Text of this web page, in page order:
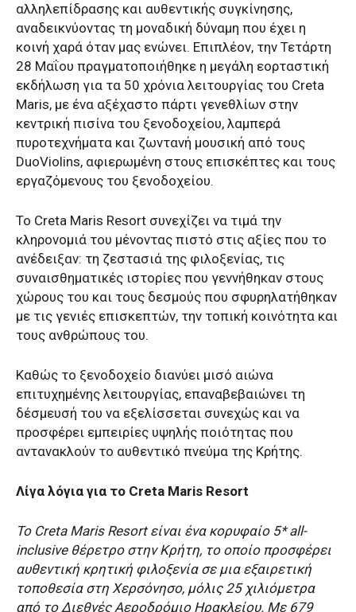
αλληλεπίδρασης και αυθεντικής συγκίνησης,
αναδεικνύοντας τη μοναδική δύναμη που έχει η
κοινή χαρά όταν μας ενώνει. Επιπλέον, την Τετάρτη
28 Μαΐου πραγματοποιήθηκε η μεγάλη εορταστική
εκδήλωση για τα 50 χρόνια λειτουργίας του Creta
Maris, με ένα αξέχαστο πάρτι γενεθλίων στην
κεντρική πισίνα του ξενοδοχείου, λαμπερά
πυροτεχνήματα και ζωντανή μουσική από τους
DuoViolins, αφιερωμένη στους επισκέπτες και τους
εργαζόμενους του ξενοδοχείου.
Το Creta Maris Resort συνεχίζει να τιμά την
κληρονομιά του μένοντας πιστό στις αξίες που το
ανέδειξαν: τη ζεστασιά της φιλοξενίας, τις
συναισθηματικές ιστορίες που γεννήθηκαν στους
χώρους του και τους δεσμούς που σφυρηλατήθηκαν
με τις γενιές επισκεπτών, την τοπική κοινότητα και
τους ανθρώπους του.
Καθώς το ξενοδοχείο διανύει μισό αιώνα
επιτυχημένης λειτουργίας, επαναβεβαιώνει τη
δέσμευσή του να εξελίσσεται συνεχώς και να
προσφέρει εμπειρίες υψηλής ποιότητας που
αντανακλούν το αυθεντικό πνεύμα της Κρήτης.
Λίγα λόγια για το Creta Maris Resort
Το Creta Maris Resort είναι ένα κορυφαίο 5* all-
inclusive θέρετρο στην Κρήτη, το οποίο προσφέρει
αυθεντική κρητική φιλοξενία σε μια εξαιρετική
τοποθεσία στη Χερσόνησο, μόλις 25 χιλιόμετρα
από το Διεθνές Αεροδρόμιο Ηρακλείου. Με 679